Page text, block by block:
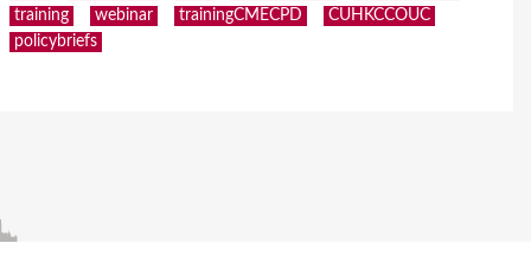
training
webinar trainingCMECPD
CUHKCCOUC
policybriefs